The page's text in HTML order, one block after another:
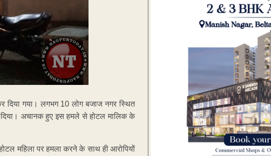
दिया गया। लगभग 10 लोग बजाज नगर स्थित
अचानक हुए इस हमले से होटल मालिक के
महिला पर हमला करने के साथ ही आरोपियों